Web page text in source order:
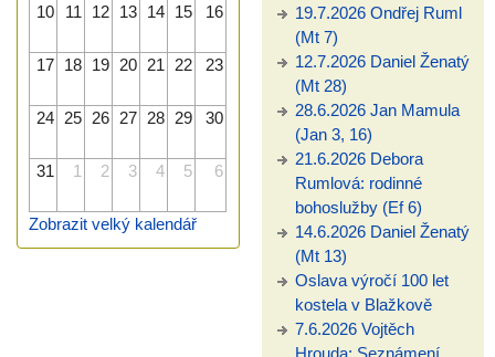
10 11 12 13 14 15 16
17 18 19 20 21 22 23
24 25 26 27 28 29 30
31 1 2 3 4 5 6
Zobrazit velký kalendář
19.7.2026 Ondřej Ruml
(Mt 7)
12.7.2026 Daniel Ženatý
(Mt 28)
28.6.2026 Jan Mamula
(Jan 3, 16)
21.6.2026 Debora
Rumlová: rodinné
bohoslužby (Ef 6)
14.6.2026 Daniel Ženatý
(Mt 13)
Oslava výročí 100 let
kostela v Blažkově
7.6.2026 Vojtěch